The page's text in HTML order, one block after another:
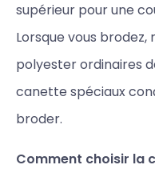
supérieur pour une
Lorsque vous
polyester ordinaires
canette spéciaux
broder.
Comment choisir la